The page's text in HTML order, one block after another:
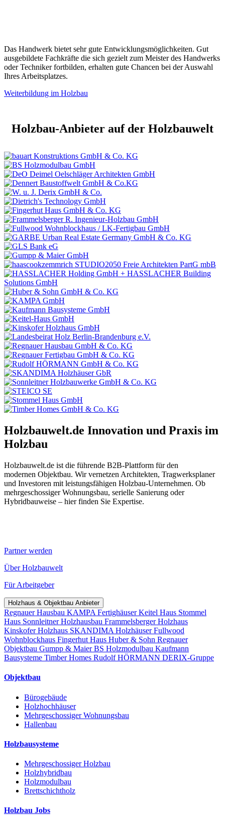
Das Handwerk bietet sehr gute Entwicklungsmöglichkeiten. Gut
ausgebildete Fachkräfte die sich gezielt zum Meister des Handwerks
oder Techniker fortbilden, erhalten gute Chancen bei der Auswahl
Ihres Arbeitsplatzes.
Weiterbildung im Holzbau
Holzbau-Anbieter auf der Holzbauwelt
Holzbauwelt.de Innovation und Praxis im
Holzbau
Holzbauwelt.de ist die führende B2B-Plattform für den
modernen Objektbau. Wir vernetzen Architekten, Tragwerksplaner
und Investoren mit leistungsfähigen Holzbau-Unternehmen. Ob
mehrgeschossiger Wohnungsbau, serielle Sanierung oder
Hybridbauweise – hier finden Sie Expertise.
Partner werden
Über Holzbauwelt
Für Arbeitgeber
Holzhaus & Objektbau Anbieter
Regnauer Hausbau KAMPA FertighäuserKeitel Haus Stommel
Haus Sonnleitner Holzhausbau Frammelsberger Holzhaus
Kinskofer Holzhaus SKANDIMA HolzhäuserFullwood
Wohnblockhaus Fingerhut Haus Huber & Sohn Regnauer
Objektbau Gumpp & MaierBS Holzmodulbau Kaufmann
Bausysteme Timber Homes Rudolf HÖRMANN DERIX-Gruppe
Objektbau
Bürogebäude
Holzhochhäuser
Mehrgeschossiger Wohnungsbau
Hallenbau
Holzbausysteme
Mehrgeschossiger Holzbau
Holzhybridbau
Holzmodulbau
Brettschichtholz
Holzbau Jobs